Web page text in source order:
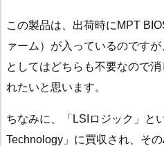
この製品は、出荷時にMPT
ァーム）が入っているのです
としてはどちらも不要なので
れたいと思います。
ちなみに、「LSIロジック」と
Technology」に買収され、そ